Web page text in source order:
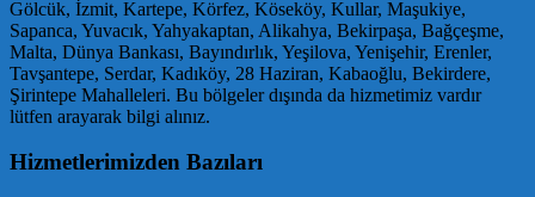
Gölcük, İzmit, Kartepe, Körfez, Köseköy, Kullar, Maşukiye,
Sapanca, Yuvacık, Yahyakaptan, Alikahya, Bekirpaşa, Bağçeşme,
Malta, Dünya Bankası, Bayındırlık, Yeşilova, Yenişehir, Erenler,
Tavşantepe, Serdar, Kadıköy, 28 Haziran, Kabaoğlu, Bekirdere,
Şirintepe Mahalleleri. Bu bölgeler dışında da hizmetimiz vardır
lütfen arayarak bilgi alınız.
Hizmetlerimizden Bazıları